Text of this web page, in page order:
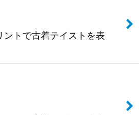
トで古着テイストを表